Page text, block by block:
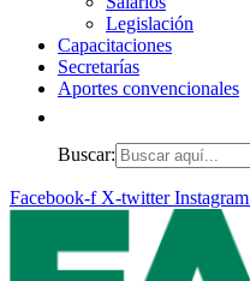
Legislación
Capacitaciones
Secretarías
Aportes convencionales
Buscar:
Facebook-f X-twitter Instagram